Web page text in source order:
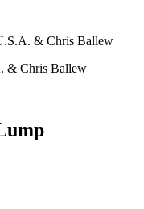
& Chris Ballew
& Chris Ballew